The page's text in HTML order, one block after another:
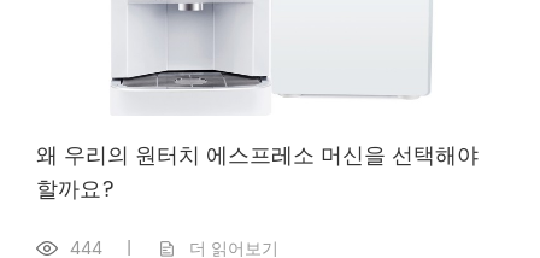
왜 우리의 원터치 에스프레소 머신을 선택해야
할까요?
444 | 더 읽어보기